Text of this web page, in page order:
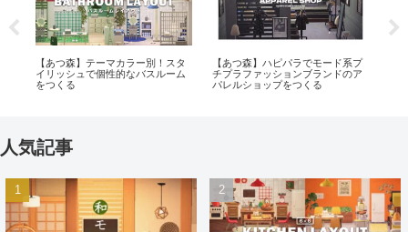
【あつ森】テーマカラー別！スタ
イリッシュで個性的なバスルーム
をつくる
【あつ森】ハピパラでモード系プ
チプラファッションブランドのア
パレルショップをつくる
人気記事